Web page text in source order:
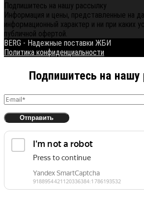
Подпишитесь на нашу рассылку
Информация и цены, представленные на
информационный характер и ни при каких
публичной офертой.
BERG - Надежные поставки ЖБИ
Политика конфиденциальности
Подпишитесь на нашу